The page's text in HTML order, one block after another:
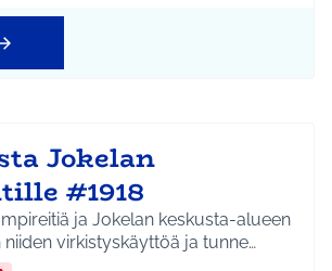
Jokelan
#1918
ja Jokelan keskusta-alueen
virkistyskäyttöä ja tunne…